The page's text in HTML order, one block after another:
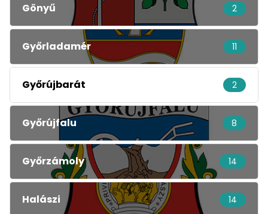
Gönyű 2
Győrladamér 11
Győrújbarát 2
Győrújfalu 8
Győrzámoly 14
Halászi 14